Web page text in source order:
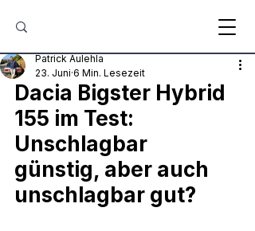
Patrick Aulehla
23. Juni 6 Min. Lesezeit
Dacia Bigster Hybrid
155 im Test:
Unschlagbar
günstig, aber auch
unschlagbar gut?